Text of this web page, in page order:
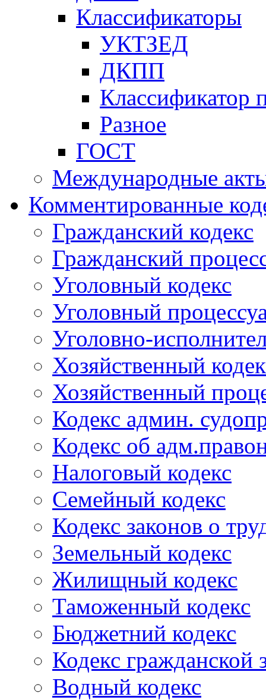
Классификаторы
УКТЗЕД
ДКПП
Классификатор
Разное
ГОСТ
Международные
Комментированные
Гражданский кодекс
Гражданский
Уголовный кодекс
Уголовный
Уголовно-
Хозяйственный
Хозяйственный
Кодекс админ.
Кодекс об
Налоговый кодекс
Семейный кодекс
Кодекс законов о
Земельный кодекс
Жилищный кодекс
Таможенный кодекс
Бюджетний кодекс
Кодекс гражданской
Водный кодекс